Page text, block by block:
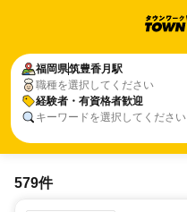
福岡県筑豊香月駅
職種を選択してください
経験者・有資格者歓迎
キーワードを選択してください
579件